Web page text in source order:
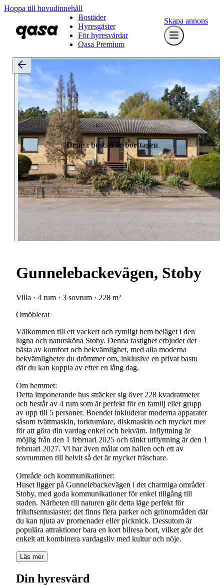
Hoppa till huvudinnehåll
Bostäder
Hyresgäster
För hyresvärdar
Qasa Premium
Skapa annons
Denna bostad är borttagen
Gunnelebackevägen, Stoby
Villa · 4 rum · 3 sovrum · 228 m²
Omöblerat
Välkommen till ett vackert och rymligt hem beläget i den
lugna och natursköna Stoby. Denna fastighet erbjuder det
bästa av komfort och bekvämlighet, med alla moderna
bekvämligheter du drömmer om, inklusive en privat bastu
där du kan koppla av efter en lång dag.
Om hemmet:
Detta imponerande hus sträcker sig över 228 kvadratmeter
och består av 4 rum som är perfekt för en familj eller grupp
av upp till 5 personer. Boendet inkluderar moderna apparater
såsom tvättmaskin, torktumlare, diskmaskin och mycket mer
för att göra din vardag enkel och bekväm. Inflyttning är
möjlig från den 1 februari 2025 och tänkt utflyttning är den 1
februari 2027. Vi har även målat om hallen och ett av
sovrummen till helvit så det är mycket fräschare.
Område och kommunikationer:
Huset ligger på Gunnelebackevägen i det charmiga området
Stoby, med goda kommunikationer för enkel tillgång till
staden. Närheten till naturen gör detta läge perfekt för
friluftsentusiaster; det finns flera parker och grönområden där
du kan njuta av promenader eller picknick. Dessutom är
populära attraktioner bara en kort bilresa bort, vilket gör det
enkelt att kombinera vardagsliv med kultur och nöje.
Läs mer
Din hyresvärd